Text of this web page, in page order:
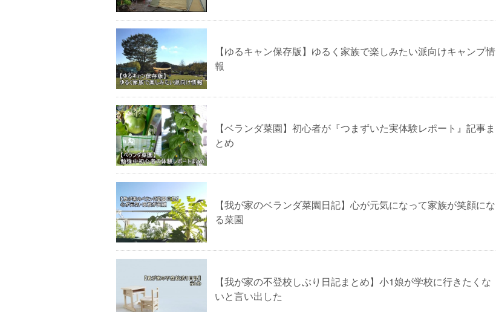
【ゆるキャン保存版】ゆるく家族で楽しみたい派向けキャンプ情
報
【ベランダ菜園】初心者が『つまずいた実体験レポート』記事ま
とめ
【我が家のベランダ菜園日記】心が元気になって家族が笑顔にな
る菜園
【我が家の不登校しぶり日記まとめ】小1娘が学校に行きたくな
いと言い出した